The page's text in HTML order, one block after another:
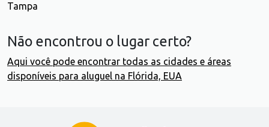
Tampa
Não encontrou o lugar certo?
Aqui você pode encontrar todas as cidades e áreas
disponíveis para aluguel na Flórida, EUA